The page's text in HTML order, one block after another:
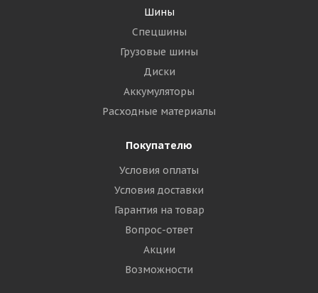
Шины
Спецшины
Грузовые шины
Диски
Аккумуляторы
Расходные материалы
Покупателю
Условия оплаты
Условия доставки
Гарантия на товар
Вопрос-ответ
Акции
Возможности